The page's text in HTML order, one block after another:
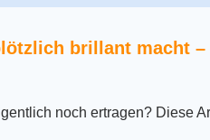
brillant macht –
noch ertragen? Diese